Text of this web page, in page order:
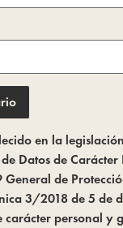
en la
Datos de Carácter
de
3/2018 de 5 de
carácter personal y